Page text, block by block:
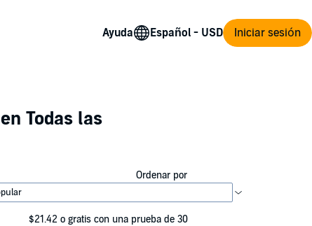
Ayuda Iniciar sesión
en Todas las
Ordenar por
$21.42 o gratis con una prueba de 30